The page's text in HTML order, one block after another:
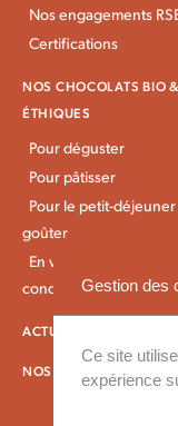
Nos engagements
Certifications
NOS CHOCOLATS BIO &
ÉTHIQUES
Pour déguster
Pour pâtisser
Pour le petit-déjeuner
goûter
En vrac et gros
conditionnement
ACTUALITÉS KAOKA
NOS CONDITIONS DE
Gestion des
Ce site
expérience